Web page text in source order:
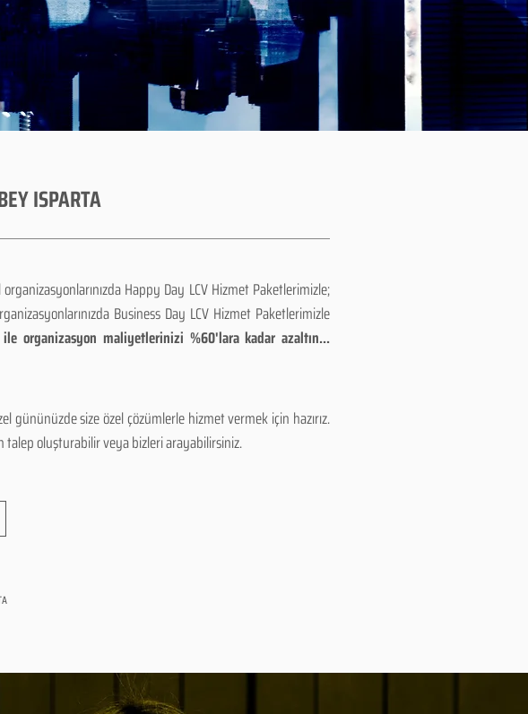
ISPARTA
Happy Day LCV Hizmet Paketlerimizle;
Business Day LCV Hizmet Paketlerimizle
ile organizasyon maliyetlerinizi %60'lara kadar azaltın...
gününüzde size özel çözümlerle hizmet vermek için hazırız.
talep oluşturabilir veya bizleri arayabilirsiniz.